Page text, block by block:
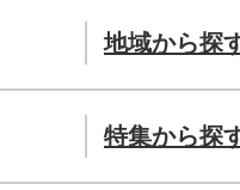
地域から探
特集から探